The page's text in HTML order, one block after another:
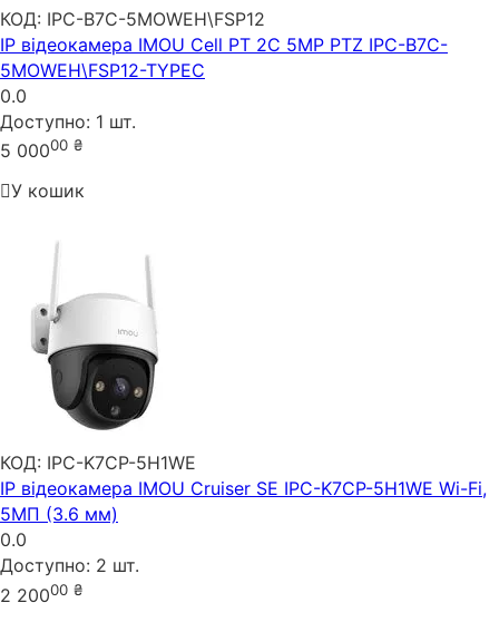
КОД: IPC-B7C-5MOWEH\FSP12
IP відеокамера IMOU Cell PT 2C 5MP PTZ IPC-B7C-
5MOWEH\FSP12-TYPEC
0.0
Доступно: 1 шт.
5 00000 ₴
У кошик
КОД: IPC-K7CP-5H1WE
IP відеокамера IMOU Cruiser SE IPC-K7CP-5H1WE Wi-Fi,
5МП (3.6 мм)
0.0
Доступно: 2 шт.
2 20000 ₴